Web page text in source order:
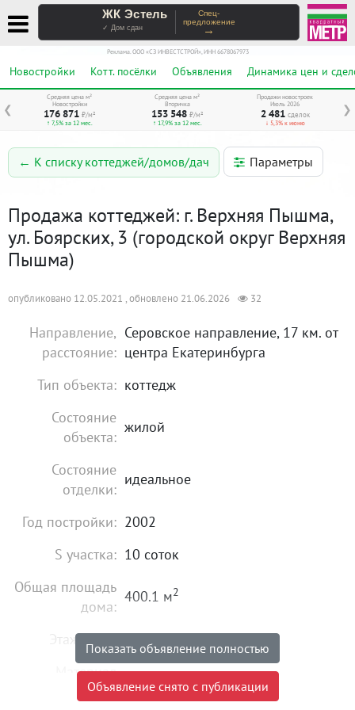
ЖК Эстель
✓ Дом сдан
Спец-
предложение
→
Реклама. ООО «СЗ ИНВЕСТСТРОЙ», ИНН 6678067973
Новостройки Котт. посёлки Объявления Динамика цен и
❮ ❯
Средняя цена м²
Новостройки
176 871 ₽/м²
↑ 7,5% за 12 мес.
Средняя цена м²
Вторичка
153 548 ₽/м²
↑ 17,9% за 12 мес.
Продажи новостроек
Июль 2026
2 481 сделок
↓ 5,3% к июню
← К списку коттеджей/домов/дач Параметры
Продажа коттеджей: г. Верхняя Пышма,
ул. Боярских, 3 (городской округ Верхняя
Пышма)
опубликовано 12.05.2021 , обновлено 21.06.2026 32
Направление,
расстояние:
Серовское направление, 17 км. от
центра Екатеринбурга
Тип объекта: коттедж
Состояние
объекта:
жилой
Состояние
отделки:
идеальное
Год постройки: 2002
S участка: 10 соток
Общая площадь
дома:
400.1 м2
Этажность: 3
Материал
постройки:
кирпичный
Показать объявление полностью
Объявление снято с публикации